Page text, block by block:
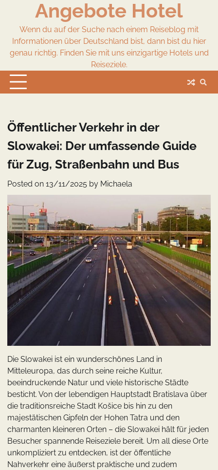
content
Angebote Hotel
Wenn du auf der Suche nach einem Reiseblog mit
Informationen über Deutschland bist, dann bist du hier
genau richtig. Finden Sie mit uns einzigartige Hotels und
Reiseziele.
Öffentlicher Verkehr in der
Slowakei: Der umfassende Guide
für Zug, Straßenbahn und Bus
Posted on 13/11/2025 by Michaela
Die Slowakei ist ein wunderschönes Land in
Mitteleuropa, das durch seine reiche Kultur,
beeindruckende Natur und viele historische Städte
besticht. Von der lebendigen Hauptstadt Bratislava über
die traditionsreiche Stadt Košice bis hin zu den
majestätischen Gipfeln der Hohen Tatra und den
charmanten kleineren Orten – die Slowakei hält für jeden
Besucher spannende Reiseziele bereit. Um all diese Orte
unkompliziert zu entdecken, ist der öffentliche
Nahverkehr eine äußerst praktische und zudem